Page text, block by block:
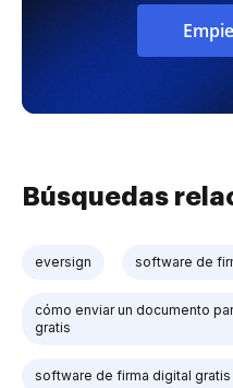
Búsquedas
eversign software de
cómo enviar un documento
gratis
software de firma digital